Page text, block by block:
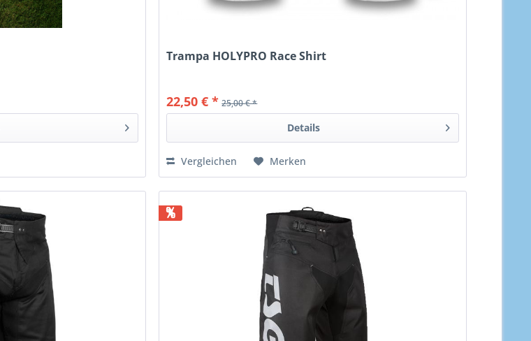
Trampa HOLYPRO Race Shirt
22,50 € * 25,00 € *
Details
Vergleichen Merken
%